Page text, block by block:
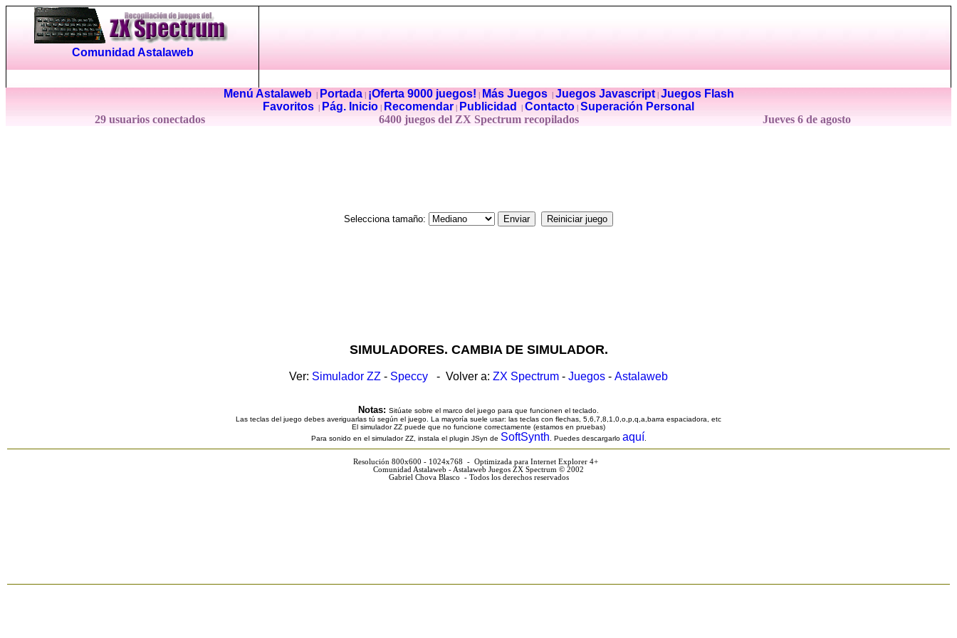
Comunidad Astalaweb
Menú Astalaweb| Portada| ¡Oferta 9000 juegos! Más Juegos| Juegos Javascript| Juegos Flash
Favoritos
Pág. Inicio Recomendar Publicidad Contacto Superación Personal
29 usuarios conectados
6400 juegos del ZX Spectrum recopilados Jueves 6 de agosto
Selecciona tamaño:
SIMULADORES. CAMBIA DE SIMULADOR.
Ver: Simulador ZZ - Speccy - Volver a: ZX Spectrum - Juegos - Astalaweb
Notas: Sitúate sobre el marco del juego para que funcionen el teclado.
Las teclas del juego debes averiguarlas tú según el juego. La mayoría suele usar: las teclas con flechas, 5,6,7,8,1,0,o,p,q,a,barra espaciadora, etc
El simulador ZZ puede que no funcione correctamente (estamos en pruebas)
Para sonido en el simulador ZZ, instala el plugin JSyn de SoftSynth . Puedes descargarlo aquí
Resolución 800x600 - 1024x768 - Optimizada para Internet Explorer 4+
Comunidad Astalaweb - Astalaweb Juegos ZX Spectrum © 2002
Gabriel Chova Blasco - Todos los derechos reservados